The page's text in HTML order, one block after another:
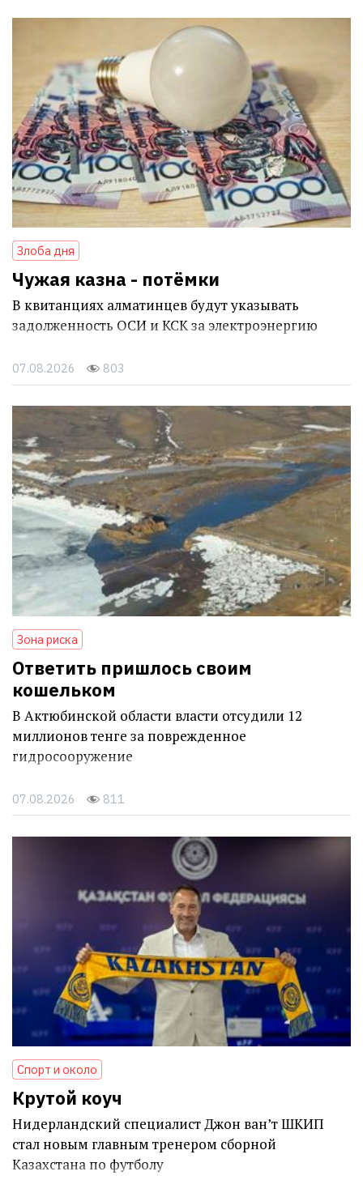
Злоба дня
Чужая казна - потёмки
В квитанциях алматинцев будут указывать
задолженность ОСИ и КСК за электроэнергию
07.08.2026 803
Зона риска
Ответить пришлось своим
кошельком
В Актюбинской области власти отсудили 12
миллионов тенге за поврежденное
гидросооружение
07.08.2026 811
Спорт и около
Крутой коуч
Нидерландский специалист Джон ван’т ШКИП
стал новым главным тренером сборной
Казахстана по футболу